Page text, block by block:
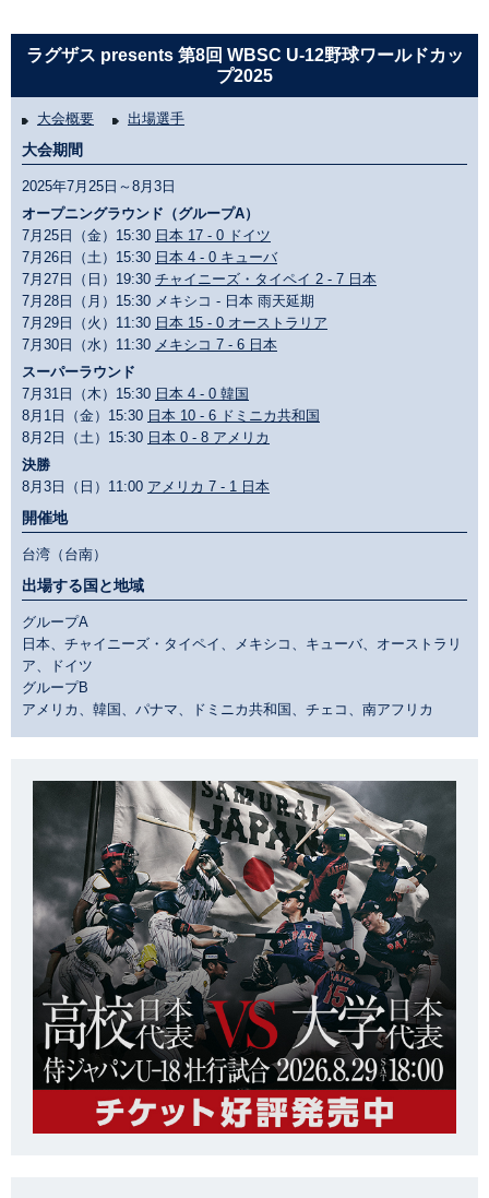
ラグザス presents 第8回 WBSC U-12野球ワールドカッ
プ2025
大会概要 出場選手
大会期間
2025年7月25日～8月3日
オープニングラウンド（グループA）
7月25日（金）15:30 日本 17 - 0 ドイツ
7月26日（土）15:30 日本 4 - 0 キューバ
7月27日（日）19:30 チャイニーズ・タイペイ 2 - 7 日本
7月28日（月）15:30 メキシコ - 日本 雨天延期
7月29日（火）11:30 日本 15 - 0 オーストラリア
7月30日（水）11:30 メキシコ 7 - 6 日本
スーパーラウンド
7月31日（木）15:30 日本 4 - 0 韓国
8月1日（金）15:30 日本 10 - 6 ドミニカ共和国
8月2日（土）15:30 日本 0 - 8 アメリカ
決勝
8月3日（日）11:00 アメリカ 7 - 1 日本
開催地
台湾（台南）
出場する国と地域
グループA
日本、チャイニーズ・タイペイ、メキシコ、キューバ、オーストラリ
ア、ドイツ
グループB
アメリカ、韓国、パナマ、ドミニカ共和国、チェコ、南アフリカ